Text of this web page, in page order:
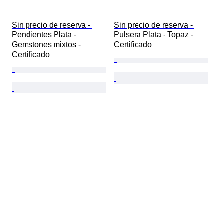
Sin precio de reserva -
Pendientes Plata -
Gemstones mixtos -
Certificado
Sin precio de reserva -
Pulsera Plata - Topaz -
Certificado